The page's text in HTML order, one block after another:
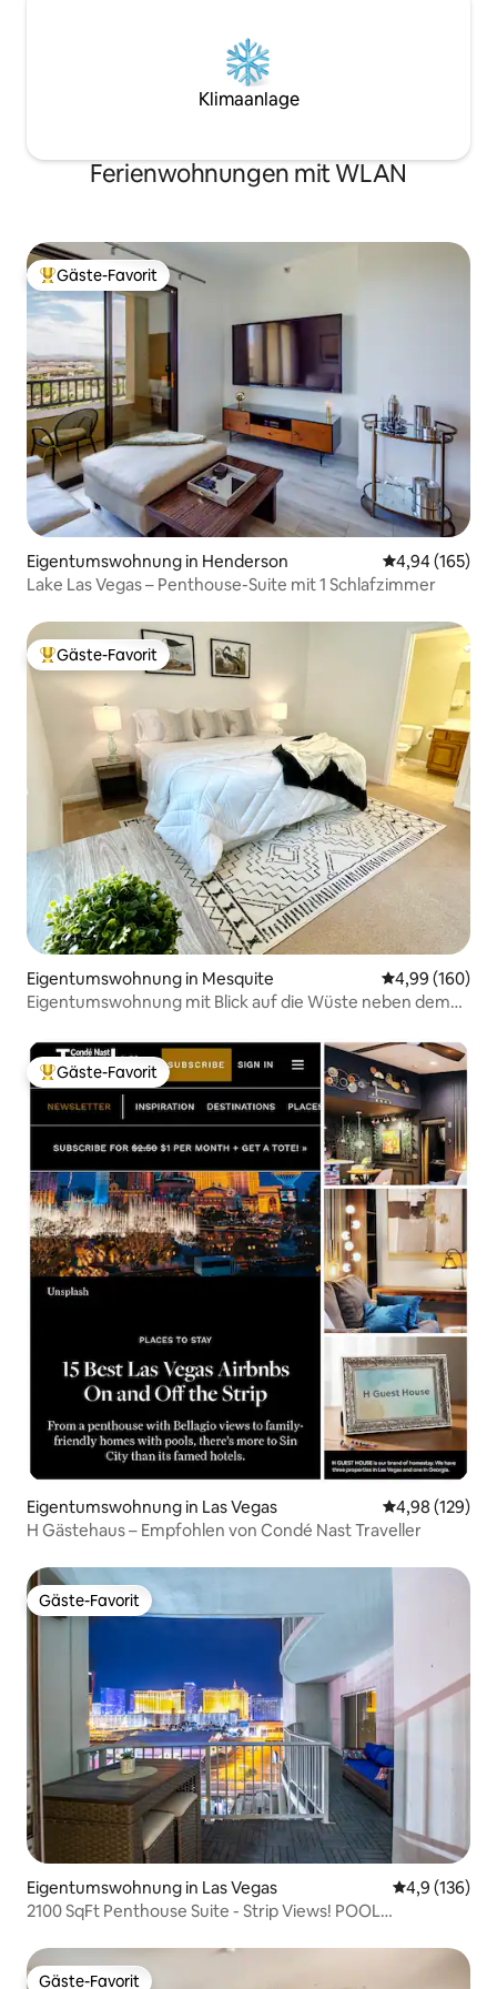
Klimaanlage
Ferienwohnungen mit WLAN
Beliebter Gäste-Favorit.
Gäste-Favorit
Eigentumswohnung in Henderson
4,94 (165)
Lake Las Vegas – Penthouse-Suite mit 1 Schlafzimmer
Beliebter Gäste-Favorit.
Gäste-Favorit
Eigentumswohnung in Mesquite
4,99 (160)
Eigentumswohnung mit Blick auf die Wüste neben dem
Beliebter Gäste-Favorit.
Gäste-Favorit
Eigentumswohnung in Las Vegas
4,98 (129)
H Gästehaus – Empfohlen von Condé Nast Traveller
Gäste-Favorit
Gäste-Favorit
Eigentumswohnung in Las Vegas
4,9 (136)
2100 SqFt Penthouse Suite - Strip Views! POOL
Gäste-Favorit